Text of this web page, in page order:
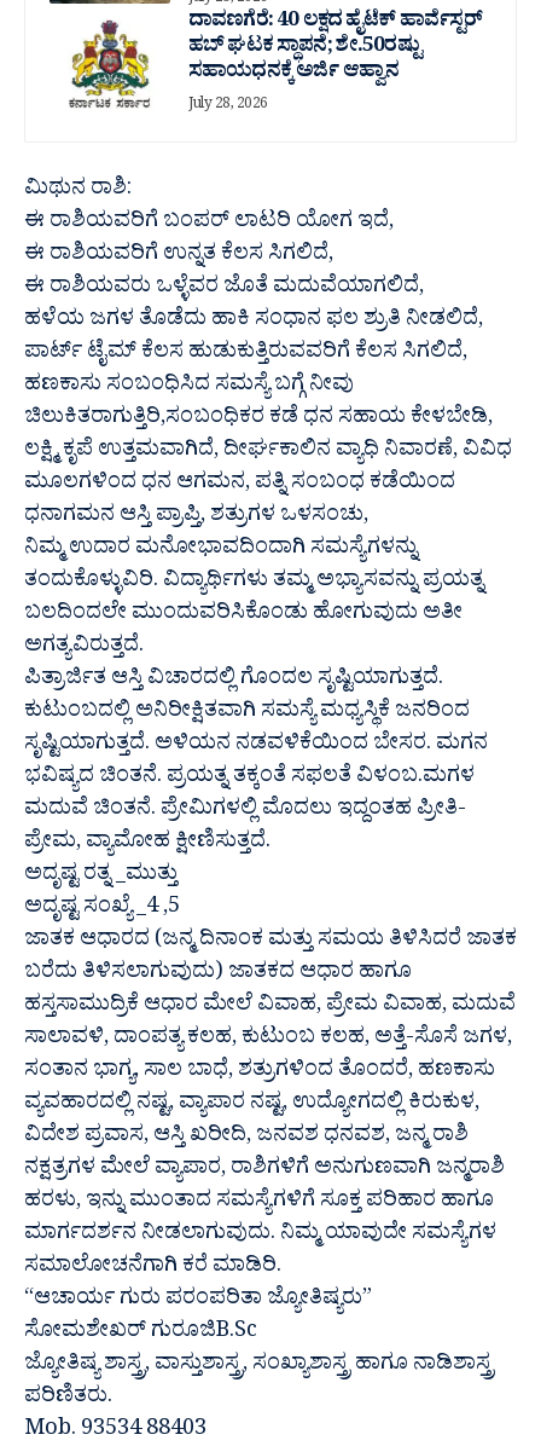
ದಾವಣಗೆರೆ: 40 ಲಕ್ಷದ ಹೈಟೆಕ್ ಹಾರ್ವೆಸ್ಟರ್
ಹಬ್ ಘಟಕ ಸ್ಥಾಪನೆ; ಶೇ.50ರಷ್ಟು
ಸಹಾಯಧನಕ್ಕೆ ಅರ್ಜಿ ಆಹ್ವಾನ
July 28, 2026
ಮಿಥುನ ರಾಶಿ:
ಈ ರಾಶಿಯವರಿಗೆ ಬಂಪರ್ ಲಾಟರಿ ಯೋಗ ಇದೆ,
ಈ ರಾಶಿಯವರಿಗೆ ಉನ್ನತ ಕೆಲಸ ಸಿಗಲಿದೆ,
ಈ ರಾಶಿಯವರು ಒಳ್ಳೆವರ ಜೊತೆ ಮದುವೆಯಾಗಲಿದೆ,
ಹಳೆಯ ಜಗಳ ತೊಡೆದು ಹಾಕಿ ಸಂಧಾನ ಫಲ ಶ್ರುತಿ ನೀಡಲಿದೆ,
ಪಾರ್ಟ್ ಟೈಮ್ ಕೆಲಸ ಹುಡುಕುತ್ತಿರುವವರಿಗೆ ಕೆಲಸ ಸಿಗಲಿದೆ,
ಹಣಕಾಸು ಸಂಬಂಧಿಸಿದ ಸಮಸ್ಯೆ ಬಗ್ಗೆ ನೀವು
ಚಿಲುಕಿತರಾಗುತ್ತಿರಿ,ಸಂಬಂಧಿಕರ ಕಡೆ ಧನ ಸಹಾಯ ಕೇಳಬೇಡಿ,
ಲಕ್ಷ್ಮಿ ಕೃಪೆ ಉತ್ತಮವಾಗಿದೆ, ದೀರ್ಘಕಾಲಿನ ವ್ಯಾಧಿ ನಿವಾರಣೆ, ವಿವಿಧ
ಮೂಲಗಳಿಂದ ಧನ ಆಗಮನ, ಪತ್ನಿ ಸಂಬಂಧ ಕಡೆಯಿಂದ
ಧನಾಗಮನ ಆಸ್ತಿ ಪ್ರಾಪ್ತಿ, ಶತ್ರುಗಳ ಒಳಸಂಚು,
ನಿಮ್ಮ ಉದಾರ ಮನೋಭಾವದಿಂದಾಗಿ ಸಮಸ್ಯೆಗಳನ್ನು
ತಂದುಕೊಳ್ಳುವಿರಿ. ವಿದ್ಯಾರ್ಥಿಗಳು ತಮ್ಮ ಅಭ್ಯಾಸವನ್ನು ಪ್ರಯತ್ನ
ಬಲದಿಂದಲೇ ಮುಂದುವರಿಸಿಕೊಂಡು ಹೋಗುವುದು ಅತೀ
ಅಗತ್ಯವಿರುತ್ತದೆ.
ಪಿತ್ರಾರ್ಜಿತ ಆಸ್ತಿ ವಿಚಾರದಲ್ಲಿ ಗೊಂದಲ ಸೃಷ್ಟಿಯಾಗುತ್ತದೆ.
ಕುಟುಂಬದಲ್ಲಿ ಅನಿರೀಕ್ಷಿತವಾಗಿ ಸಮಸ್ಯೆ ಮಧ್ಯಸ್ಥಿಕೆ ಜನರಿಂದ
ಸೃಷ್ಟಿಯಾಗುತ್ತದೆ. ಅಳಿಯನ ನಡವಳಿಕೆಯಿಂದ ಬೇಸರ. ಮಗನ
ಭವಿಷ್ಯದ ಚಿಂತನೆ. ಪ್ರಯತ್ನ ತಕ್ಕಂತೆ ಸಫಲತೆ ವಿಳಂಬ.ಮಗಳ
ಮದುವೆ ಚಿಂತನೆ. ಪ್ರೇಮಿಗಳಲ್ಲಿ ಮೊದಲು ಇದ್ದಂತಹ ಪ್ರೀತಿ-
ಪ್ರೇಮ, ವ್ಯಾಮೋಹ ಕ್ಷೀಣಿಸುತ್ತದೆ.
ಅದೃಷ್ಟ ರತ್ನ _ಮುತ್ತು
ಅದೃಷ್ಟ ಸಂಖ್ಯೆ _4 ,5
ಜಾತಕ ಆಧಾರದ (ಜನ್ಮ ದಿನಾಂಕ ಮತ್ತು ಸಮಯ ತಿಳಿಸಿದರೆ ಜಾತಕ
ಬರೆದು ತಿಳಿಸಲಾಗುವುದು) ಜಾತಕದ ಆಧಾರ ಹಾಗೂ
ಹಸ್ತಸಾಮುದ್ರಿಕೆ ಆಧಾರ ಮೇಲೆ ವಿವಾಹ, ಪ್ರೇಮ ವಿವಾಹ, ಮದುವೆ
ಸಾಲಾವಳಿ, ದಾಂಪತ್ಯ ಕಲಹ, ಕುಟುಂಬ ಕಲಹ, ಅತ್ತೆ-ಸೊಸೆ ಜಗಳ,
ಸಂತಾನ ಭಾಗ್ಯ, ಸಾಲ ಬಾಧೆ, ಶತ್ರುಗಳಿಂದ ತೊಂದರೆ, ಹಣಕಾಸು
ವ್ಯವಹಾರದಲ್ಲಿ ನಷ್ಟ, ವ್ಯಾಪಾರ ನಷ್ಟ, ಉದ್ಯೋಗದಲ್ಲಿ ಕಿರುಕುಳ,
ವಿದೇಶ ಪ್ರವಾಸ, ಆಸ್ತಿ ಖರೀದಿ, ಜನವಶ ಧನವಶ, ಜನ್ಮ ರಾಶಿ
ನಕ್ಷತ್ರಗಳ ಮೇಲೆ ವ್ಯಾಪಾರ, ರಾಶಿಗಳಿಗೆ ಅನುಗುಣವಾಗಿ ಜನ್ಮರಾಶಿ
ಹರಳು, ಇನ್ನು ಮುಂತಾದ ಸಮಸ್ಯೆಗಳಿಗೆ ಸೂಕ್ತ ಪರಿಹಾರ ಹಾಗೂ
ಮಾರ್ಗದರ್ಶನ ನೀಡಲಾಗುವುದು. ನಿಮ್ಮ ಯಾವುದೇ ಸಮಸ್ಯೆಗಳ
ಸಮಾಲೋಚನೆಗಾಗಿ ಕರೆ ಮಾಡಿರಿ.
“ಆಚಾರ್ಯ ಗುರು ಪರಂಪರಿತಾ ಜ್ಯೋತಿಷ್ಯರು”
ಸೋಮಶೇಖರ್ ಗುರೂಜಿB.Sc
ಜ್ಯೋತಿಷ್ಯ ಶಾಸ್ತ್ರ, ವಾಸ್ತುಶಾಸ್ತ್ರ, ಸಂಖ್ಯಾಶಾಸ್ತ್ರ ಹಾಗೂ ನಾಡಿಶಾಸ್ತ್ರ
ಪರಿಣಿತರು.
Mob. 93534 88403